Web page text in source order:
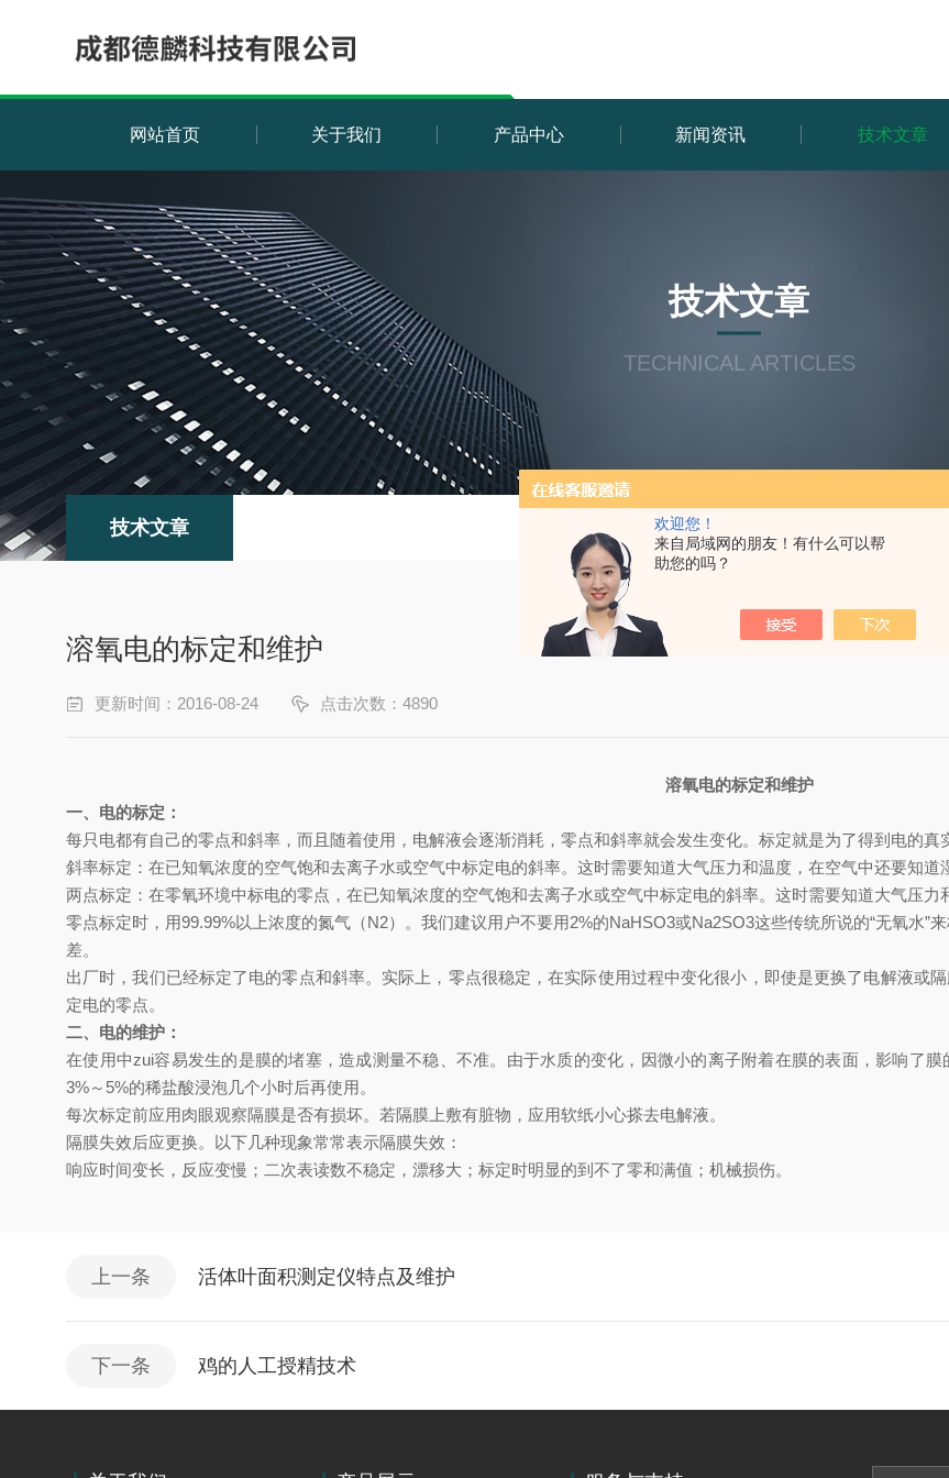
欢迎您！
来自局域网的朋友！有什么可以帮
助您的吗？
网站首页 关于我们 产品中心 新闻资讯 技术文章
技术文章
TECHNICAL ARTICLES
技术文章
溶氧电的标定和维护
更新时间：2016-08-24 点击次数：4890
溶氧电的标定和维护
一、电的标定：
每只电都有自己的零点和斜率，而且随着使用，电解液会逐渐消耗，零点和斜率就会发生变化。标定就是为了得到电的真
斜率标定：在已知氧浓度的空气饱和去离子水或空气中标定电的斜率。这时需要知道大气压力和温度，在空气中还要知道
两点标定：在零氧环境中标电的零点，在已知氧浓度的空气饱和去离子水或空气中标定电的斜率。这时需要知道大气压力
零点标定时，用99.99%以上浓度的氮气（N2）。我们建议用户不要用2%的NaHSO3或Na2SO3这些传统所说的“无氧水”
差。
出厂时，我们已经标定了电的零点和斜率。实际上，零点很稳定，在实际使用过程中变化很小，即使是更换了电解液或
定电的零点。
二、电的维护：
在使用中zui容易发生的是膜的堵塞，造成测量不稳、不准。由于水质的变化，因微小的离子附着在膜的表面，影响了
3%～5%的稀盐酸浸泡几个小时后再使用。
每次标定前应用肉眼观察隔膜是否有损坏。若隔膜上敷有脏物，应用软纸小心搽去电解液。
隔膜失效后应更换。以下几种现象常常表示隔膜失效：
响应时间变长，反应变慢；二次表读数不稳定，漂移大；标定时明显的到不了零和满值；机械损伤。
上一条 活体叶面积测定仪特点及维护
下一条 鸡的人工授精技术